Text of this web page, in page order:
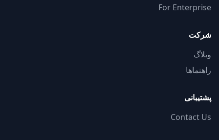
For Enterprise
شرکت
وبلاگ
راهنماها
پشتیبانی
Contact Us